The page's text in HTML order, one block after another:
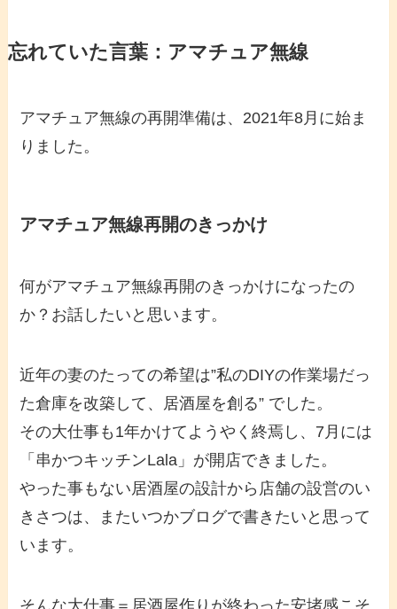
忘れていた言葉：アマチュア無線
アマチュア無線の再開準備は、2021年8月に始ま
りました。
アマチュア無線再開のきっかけ
何がアマチュア無線再開のきっかけになったの
か？お話したいと思います。
近年の妻のたっての希望は”私のDIYの作業場だっ
た倉庫を改築して、居酒屋を創る” でした。
その大仕事も1年かけてようやく終焉し、7月には
「串かつキッチンLala」が開店できました。
やった事もない居酒屋の設計から店舗の設営のい
きさつは、またいつかブログで書きたいと思って
います。
そんな大仕事＝居酒屋作りが終わった安堵感こそ